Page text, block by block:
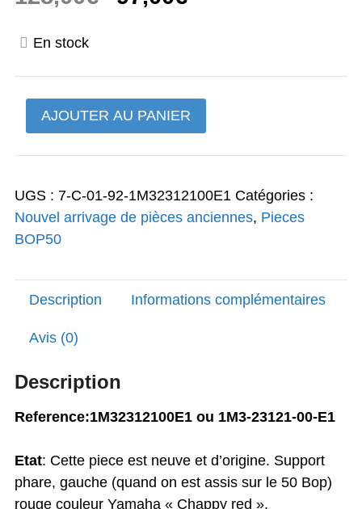
était :
128,00€.
est :
97,00€.
En stock
quantité
de
Patte
phare
rouge
gauche
50
d'origine
Hyper
AJOUTER AU PANIER
UGS : 7-C-01-92-1M32312100E1 Catégories :
Nouvel arrivage de pièces anciennes, Pieces
BOP50
Description Informations complémentaires
Avis (0)
Description
Reference:1M32312100E1 ou 1M3-23121-00-E1
Etat: Cette piece est neuve et d’origine. Support
phare, gauche (quand on est assis sur le 50 Bop)
rouge couleur Yamaha « Chappy red ».